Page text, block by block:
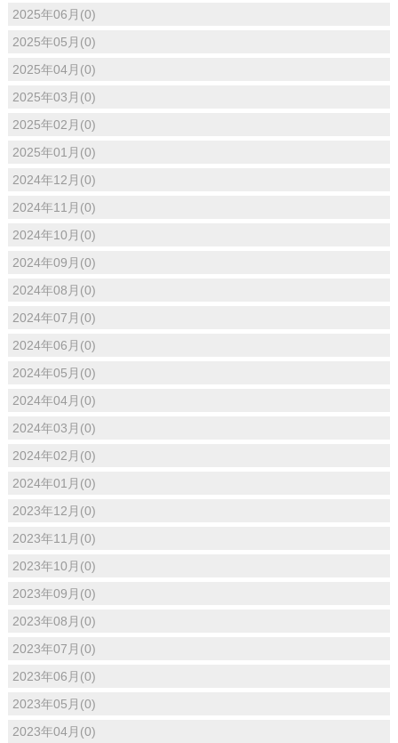
2025年06月(0)
2025年05月(0)
2025年04月(0)
2025年03月(0)
2025年02月(0)
2025年01月(0)
2024年12月(0)
2024年11月(0)
2024年10月(0)
2024年09月(0)
2024年08月(0)
2024年07月(0)
2024年06月(0)
2024年05月(0)
2024年04月(0)
2024年03月(0)
2024年02月(0)
2024年01月(0)
2023年12月(0)
2023年11月(0)
2023年10月(0)
2023年09月(0)
2023年08月(0)
2023年07月(0)
2023年06月(0)
2023年05月(0)
2023年04月(0)